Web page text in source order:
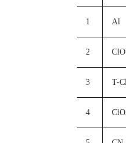
1 Al
2 ClO
3 T-
4